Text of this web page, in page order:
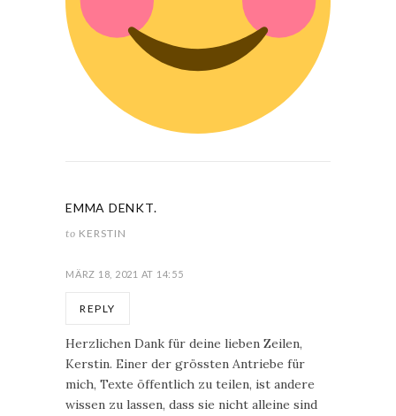
EMMA DENKT.
to KERSTIN
MÄRZ 18, 2021 AT 14:55
REPLY
Herzlichen Dank für deine lieben Zeilen,
Kerstin. Einer der grössten Antriebe für
mich, Texte öffentlich zu teilen, ist andere
wissen zu lassen, dass sie nicht alleine sind